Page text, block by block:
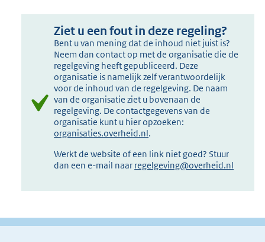
Ziet u een fout in deze regeling?
Bent u van mening dat de inhoud niet juist is?
Neem dan contact op met de organisatie die de
regelgeving heeft gepubliceerd. Deze
organisatie is namelijk zelf verantwoordelijk
voor de inhoud van de regelgeving. De naam
van de organisatie ziet u bovenaan de
regelgeving. De contactgegevens van de
organisatie kunt u hier opzoeken:
organisaties.overheid.nl.
Werkt de website of een link niet goed? Stuur
dan een e-mail naar regelgeving@overheid.nl